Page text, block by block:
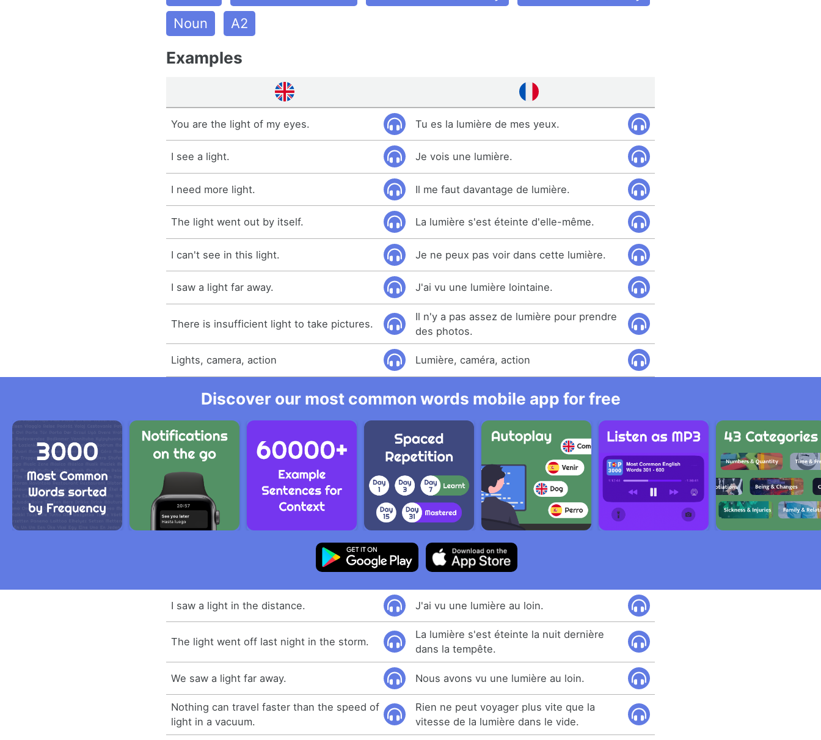
Noun
A2
Examples
You are the light of my eyes. Tu es la lumière de mes yeux.
I see a light. Je vois une lumière.
I need more light. Il me faut davantage de lumière.
The light went out by itself. La lumière s'est éteinte d'elle-même.
I can't see in this light. Je ne peux pas voir dans cette lumière.
I saw a light far away. J'ai vu une lumière lointaine.
There is insufficient light to take pictures.
Il n'y a pas assez de lumière pour prendre
des photos.
Lights, camera, action Lumière, caméra, action
Discover our most common words mobile app for free
I saw a light in the distance. J'ai vu une lumière au loin.
The light went off last night in the storm.
La lumière s'est éteinte la nuit dernière
dans la tempête.
We saw a light far away. Nous avons vu une lumière au loin.
Nothing can travel faster than the speed of
light in a vacuum.
Rien ne peut voyager plus vite que la
vitesse de la lumière dans le vide.